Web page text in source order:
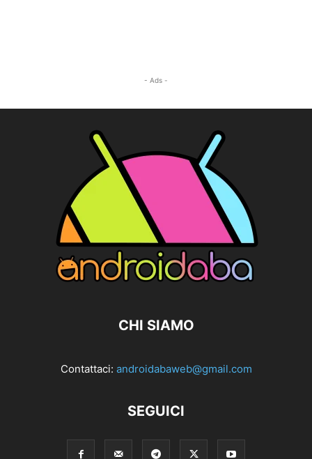
- Ads -
CHI SIAMO
Contattaci: androidabaweb@gmail.com
SEGUICI